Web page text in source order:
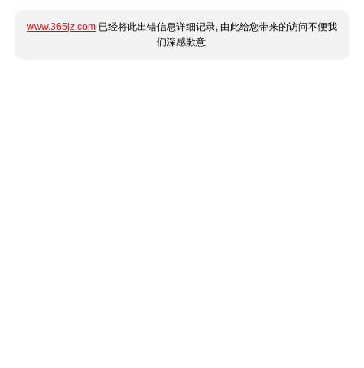
www.365jz.com 已经将此出错信息详细记录, 由此给您带来的访问不便我
们深感歉意.